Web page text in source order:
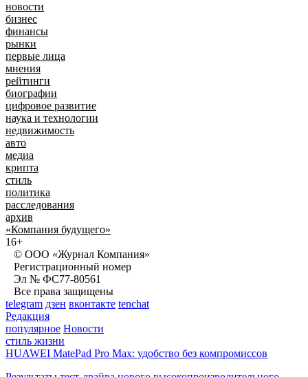
новости
бизнес
финансы
рынки
первые лица
мнения
рейтинги
биографии
цифровое развитие
наука и технологии
недвижимость
авто
медиа
крипта
стиль
политика
расследования
архив
«Компания будущего»
16+
© ООО «Журнал Компания»
Регистрационный номер
Эл № ФС77-80561
Все права защищены
telegram дзен вконтакте tenchat
Редакция
популярное Новости
стиль жизни
HUAWEI MatePad Pro Max: удобство без компромиссов